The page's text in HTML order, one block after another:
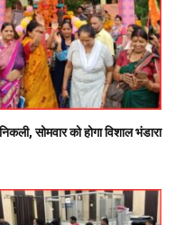
सोमवार को होगा विशाल भंडारा